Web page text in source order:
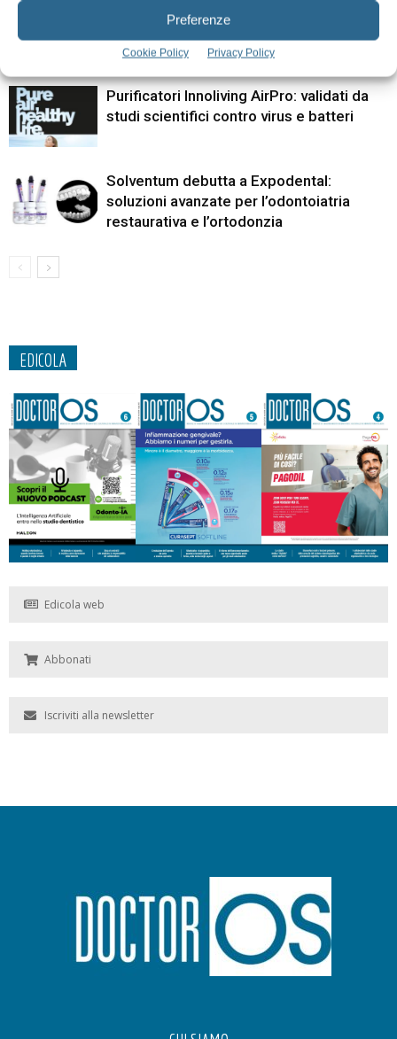
Preferenze
Cookie Policy Privacy Policy
Solventum™ Filtek™ – Il nuovo fornetto
scalda compositi migliora la fluidità con
un solo tocco
Purificatori Innoliving AirPro: validati da
studi scientifici contro virus e batteri
Solventum debutta a Expodental:
soluzioni avanzate per l’odontoiatria
restaurativa e l’ortodonzia
EDICOLA
Edicola web
Abbonati
Iscriviti alla newsletter